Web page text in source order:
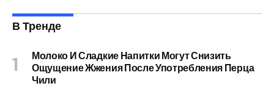
В Тренде
Молоко И Сладкие Напитки Могут Снизить
Ощущение Жжения После Употребления Перца
Чили